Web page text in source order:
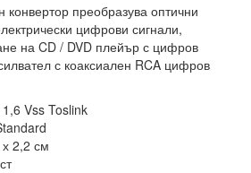
конвертор преобразува оптични
цифрови сигнали,
на CD / DVD плейър с цифров
с коаксиален RCA цифров
Vss Toslink
2,2 см